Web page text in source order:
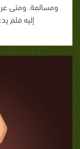
ومسالمة. ومتى
إليه فلم